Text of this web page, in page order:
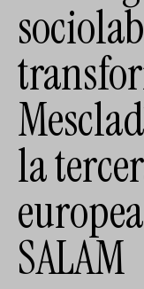
Productora
Agenda
Els nostres
Blog
Contacte
ES CA EN
la
SALAM